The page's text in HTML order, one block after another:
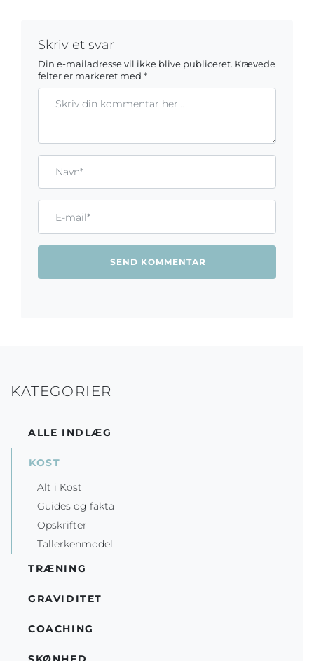
Skriv et svar
Din e-mailadresse vil ikke blive publiceret. Krævede
felter er markeret med *
KATEGORIER
ALLE INDLÆG
KOST
Alt i Kost
Guides og fakta
Opskrifter
Tallerkenmodel
TRÆNING
GRAVIDITET
COACHING